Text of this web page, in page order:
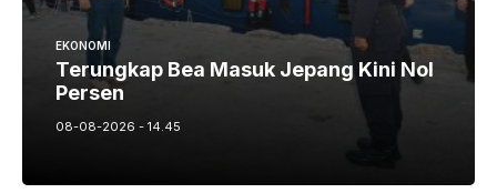
EKONOMI
Terungkap Bea Masuk Jepang Kini Nol
Persen
08-08-2026 - 14.45